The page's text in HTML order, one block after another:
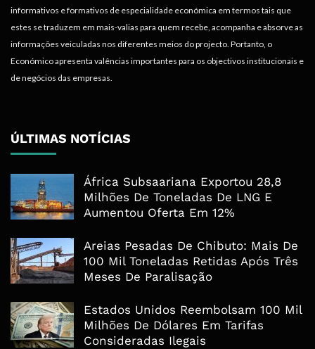
informativos e formativos de especialidade económica em termos tais que
estes se traduzem em mais-valias para quem recebe, acompanha e absorve as
informações veiculadas nos diferentes meios do projecto. Portanto, o
Económico apresenta valências importantes para os objectivos institucionais e
de negócios das empresas.
ÚLTIMAS NOTÍCIAS
África Subsaariana Exportou 28,8
Milhões De Toneladas De LNG E
Aumentou Oferta Em 12%
Areias Pesadas De Chibuto: Mais De
100 Mil Toneladas Retidas Após Três
Meses De Paralisação
Estados Unidos Reembolsam 100 Mil
Milhões De Dólares Em Tarifas
Consideradas Ilegais